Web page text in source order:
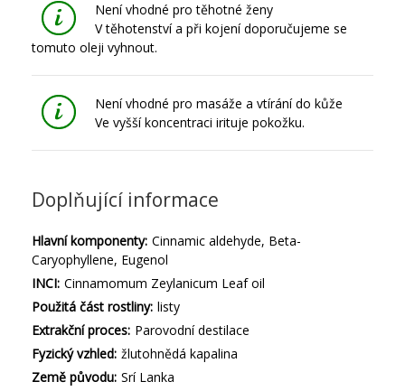
Není vhodné pro těhotné ženy
V těhotenství a při kojení doporučujeme se
tomuto oleji vyhnout.
Není vhodné pro masáže a vtírání do kůže
Ve vyšší koncentraci irituje pokožku.
Doplňující informace
Hlavní komponenty: Cinnamic aldehyde, Beta-
Caryophyllene, Eugenol
INCI: Cinnamomum Zeylanicum Leaf oil
Použitá část rostliny: listy
Extrakční proces: Parovodní destilace
Fyzický vzhled: žlutohnědá kapalina
Země původu: Srí Lanka